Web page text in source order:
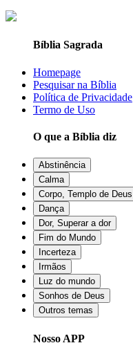
Bíblia Sagrada
Homepage
Pesquisar na Bíblia
Política de Privacidade
Termo de Uso
O que a Bíblia diz
Abstinência
Calma
Corpo, Templo de Deus
Dança
Dor, Superar a dor
Fim do Mundo
Incerteza
Irmãos
Luz do mundo
Sonhos de Deus
Outros temas
Nosso APP